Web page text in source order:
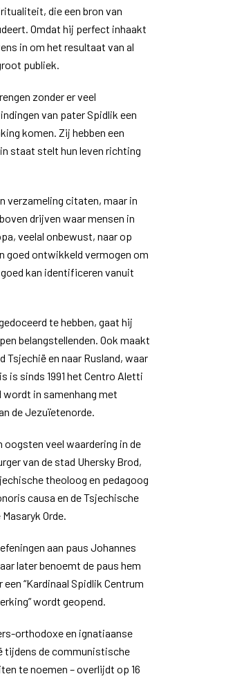
die een bron van
Omdat hij perfect inhaakt
in om het resultaat van al
publiek.
zonder er veel
van pater Spidlik een
komen. Zij hebben een
staat stelt hun leven richting
verzameling citaten, maar in
drijven waar mensen in
veelal onbewust, naar op
goed ontwikkeld vermogen om
kan identificeren vanuit
te hebben, gaat hij
belangstellenden. Ook maakt
Tsjechië en naar Rusland, waar
is sinds 1991 het Centro Aletti
in samenhang met
de Jezuïetenorde.
veel waardering in de
van de stad Uhersky Brod,
theoloog en pedagoog
causa en de Tsjechische
Orde.
aan paus Johannes
later benoemt de paus hem
“Kardinaal Spidlik Centrum
wordt geopend.
orthodoxe en ignatiaanse
tijdens de communistische
te noemen – overlijdt op 16